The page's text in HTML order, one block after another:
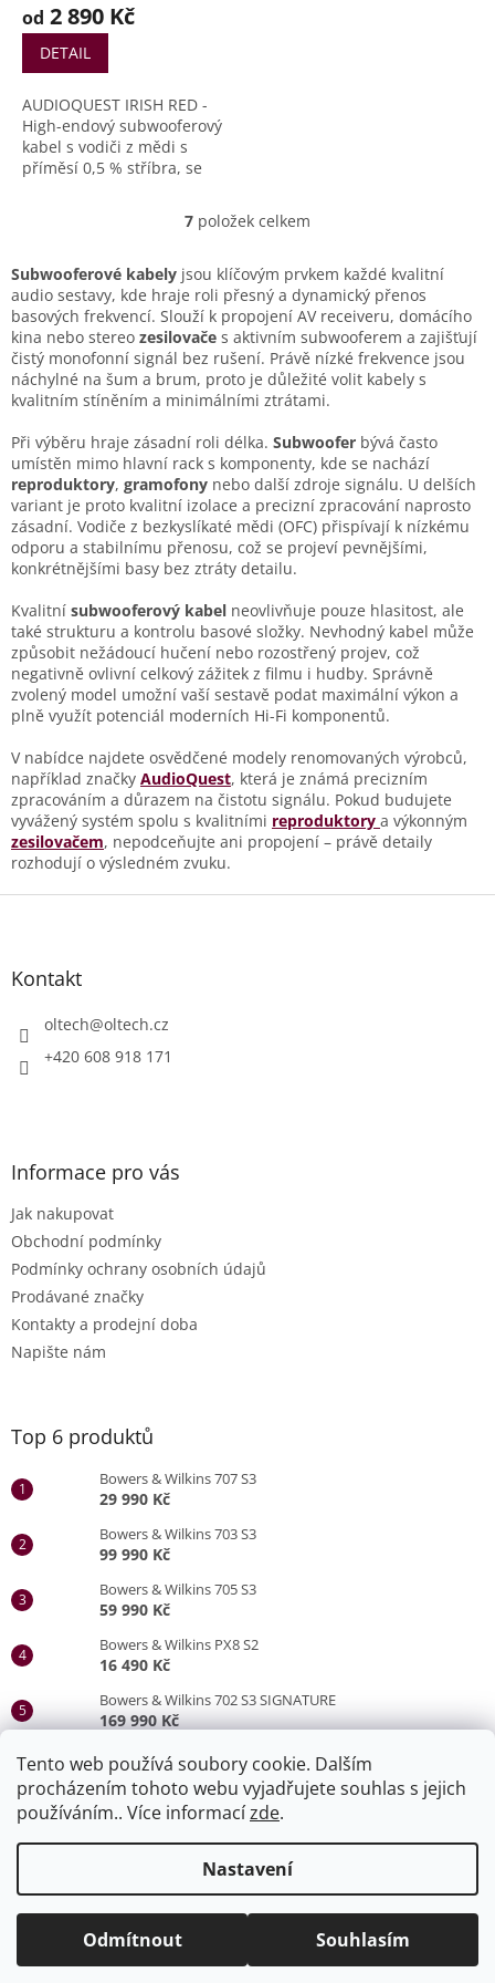
Tento web používá soubory cookie. Dalším
procházením tohoto webu vyjadřujete souhlas s jejich
používáním.. Více informacízde.
Nastavení
Odmítnout Souhlasím
Naše stránky slouží jako produktový katalog. Veškeré zboží lze
vyzkoušet a zakoupit v naší prodejně v Olomouci. Po-Pá 9-13 a
od 2 890 Kč
DETAIL
AUDIOQUEST IRISH RED -
High-endový subwooferový
kabel s vodiči z mědi s
příměsí 0,5 % stříbra, se
RCA. AudioQuest Irish Red
kabel, který je navržen tak,
aby minimalizoval zkreslení
a šum a zajistil čistší a
pevnější basy.
O
l
á
d
a
c
í
p
v
k
y
v
ý
p
i
u
7 položek celkem
Subwooferové kabely jsou klíčovým prvkem každé kvalitní
audio sestavy, kde hraje roli přesný a dynamický přenos
basových frekvencí. Slouží k propojení AV receiveru, domácího
kina nebo stereo zesilovače s aktivním subwooferem a zajišťují
čistý monofonní signál bez rušení. Právě nízké frekvence jsou
náchylné na šum a brum, proto je důležité volit kabely s
kvalitním stíněním a minimálními ztrátami.
Při výběru hraje zásadní roli délka. Subwoofer bývá často
umístěn mimo hlavní rack s komponenty, kde se nachází
reproduktory, gramofony nebo další zdroje signálu. U delších
variant je proto kvalitní izolace a precizní zpracování naprosto
zásadní. Vodiče z bezkyslíkaté mědi (OFC) přispívají k nízkému
odporu a stabilnímu přenosu, což se projeví pevnějšími,
konkrétnějšími basy bez ztráty detailu.
Kvalitní subwooferový kabel neovlivňuje pouze hlasitost, ale
také strukturu a kontrolu basové složky. Nevhodný kabel může
způsobit nežádoucí hučení nebo rozostřený projev, což
negativně ovlivní celkový zážitek z filmu i hudby. Správně
zvolený model umožní vaší sestavě podat maximální výkon a
plně využít potenciál moderních Hi-Fi komponentů.
V nabídce najdete osvědčené modely renomovaných výrobců,
například značky AudioQuest, která je známá precizním
zpracováním a důrazem na čistotu signálu. Pokud budujete
vyvážený systém spolu s kvalitními reproduktory a výkonným
zesilovačem, nepodceňujte ani propojení – právě detaily
rozhodují o výsledném zvuku.
Z
Kontakt
oltech@oltech.cz
+420 608 918 171
Informace pro vás
Jak nakupovat
Obchodní podmínky
Podmínky ochrany osobních údajů
Prodávané značky
Kontakty a prodejní doba
Napište nám
Top 6 produktů
Bowers & Wilkins 707 S3
29 990 Kč
Bowers & Wilkins 703 S3
99 990 Kč
Bowers & Wilkins 705 S3
59 990 Kč
Bowers & Wilkins PX8 S2
16 490 Kč
Bowers & Wilkins 702 S3 SIGNATURE
169 990 Kč
Bowers & Wilkins 705 S3 SIGNATURE
79 990 Kč
Copyright 2026HiFi Safír Olomouc. Všechna práva
vyhrazena.
Upravit nastavení cookies